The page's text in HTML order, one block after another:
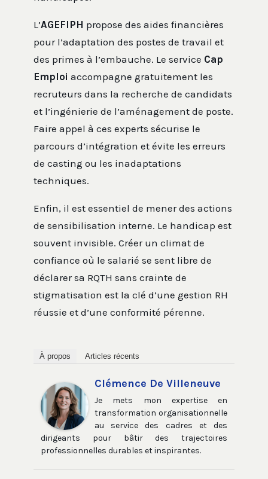
L’AGEFIPH propose des aides financières
pour l’adaptation des postes de travail et
des primes à l’embauche. Le service Cap
Emploi accompagne gratuitement les
recruteurs dans la recherche de candidats
et l’ingénierie de l’aménagement de poste.
Faire appel à ces experts sécurise le
parcours d’intégration et évite les erreurs
de casting ou les inadaptations
techniques.
Enfin, il est essentiel de mener des actions
de sensibilisation interne. Le handicap est
souvent invisible. Créer un climat de
confiance où le salarié se sent libre de
déclarer sa RQTH sans crainte de
stigmatisation est la clé d’une gestion RH
réussie et d’une conformité pérenne.
À propos Articles récents
Clémence De Villeneuve
Je mets mon expertise en
transformation organisationnelle
au service des cadres et des
dirigeants pour bâtir des trajectoires
professionnelles durables et inspirantes.